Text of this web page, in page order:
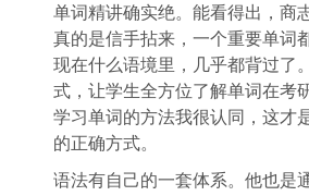
单词精讲确实绝。能看得出，商
真的是信手拈来，一个重要单词
现在什么语境里，几乎都背过了
式，让学生全方位了解单词在考
学习单词的方法我很认同，这才
的正确方式。
语法有自己的一套体系。他也是
2026年宋雨晴高一物理a+教学课程下